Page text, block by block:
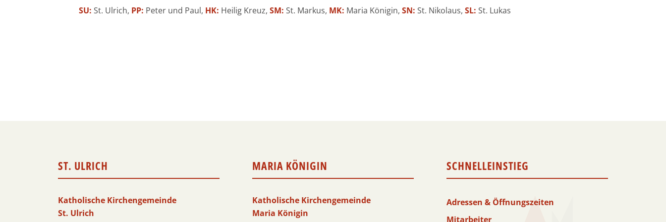
SU: St. Ulrich, PP: Peter und Paul, HK: Heilig Kreuz,SM: St. Markus, MK: Maria Königin,SN: St. Nikolaus,SL: St. Lukas
ST. ULRICH
Katholische Kirchengemeinde
St. Ulrich
MARIA KÖNIGIN
Katholische Kirchengemeinde
Maria Königin
SCHNELLEINSTIEG
Adressen & Öffnungszeiten
Mitarbeiter